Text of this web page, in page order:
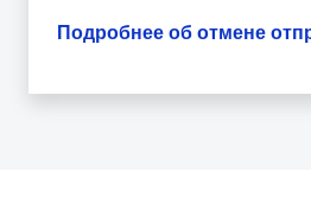
Подробнее об отмене